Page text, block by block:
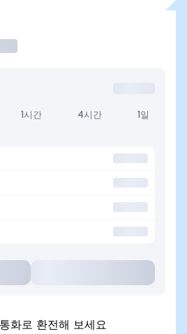
1시간 4시간 1일
로 환전해 보세요